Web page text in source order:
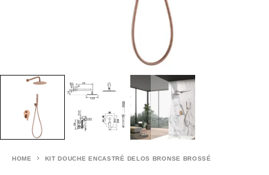
HOME KIT DOUCHE ENCASTRÉ DELOS BRONSE BROSSÉ